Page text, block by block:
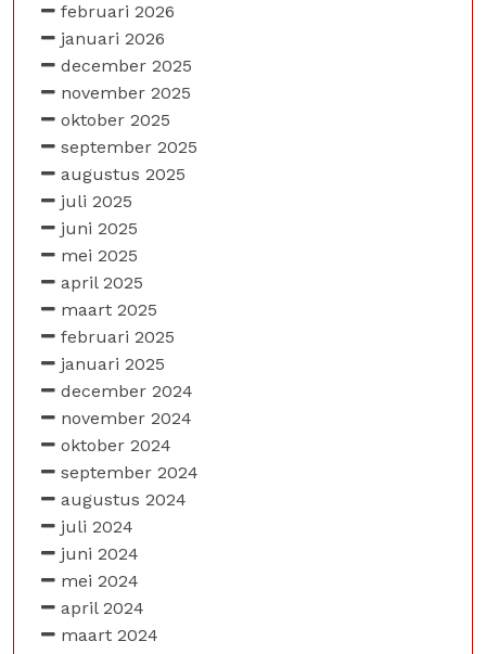
februari 2026
januari 2026
december 2025
november 2025
oktober 2025
september 2025
augustus 2025
juli 2025
juni 2025
mei 2025
april 2025
maart 2025
februari 2025
januari 2025
december 2024
november 2024
oktober 2024
september 2024
augustus 2024
juli 2024
juni 2024
mei 2024
april 2024
maart 2024